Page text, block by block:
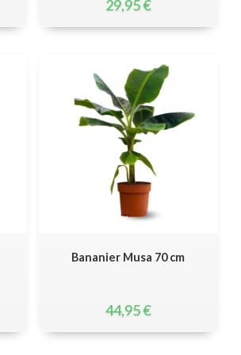
29,95€
Bananier Musa 70 cm
44,95€